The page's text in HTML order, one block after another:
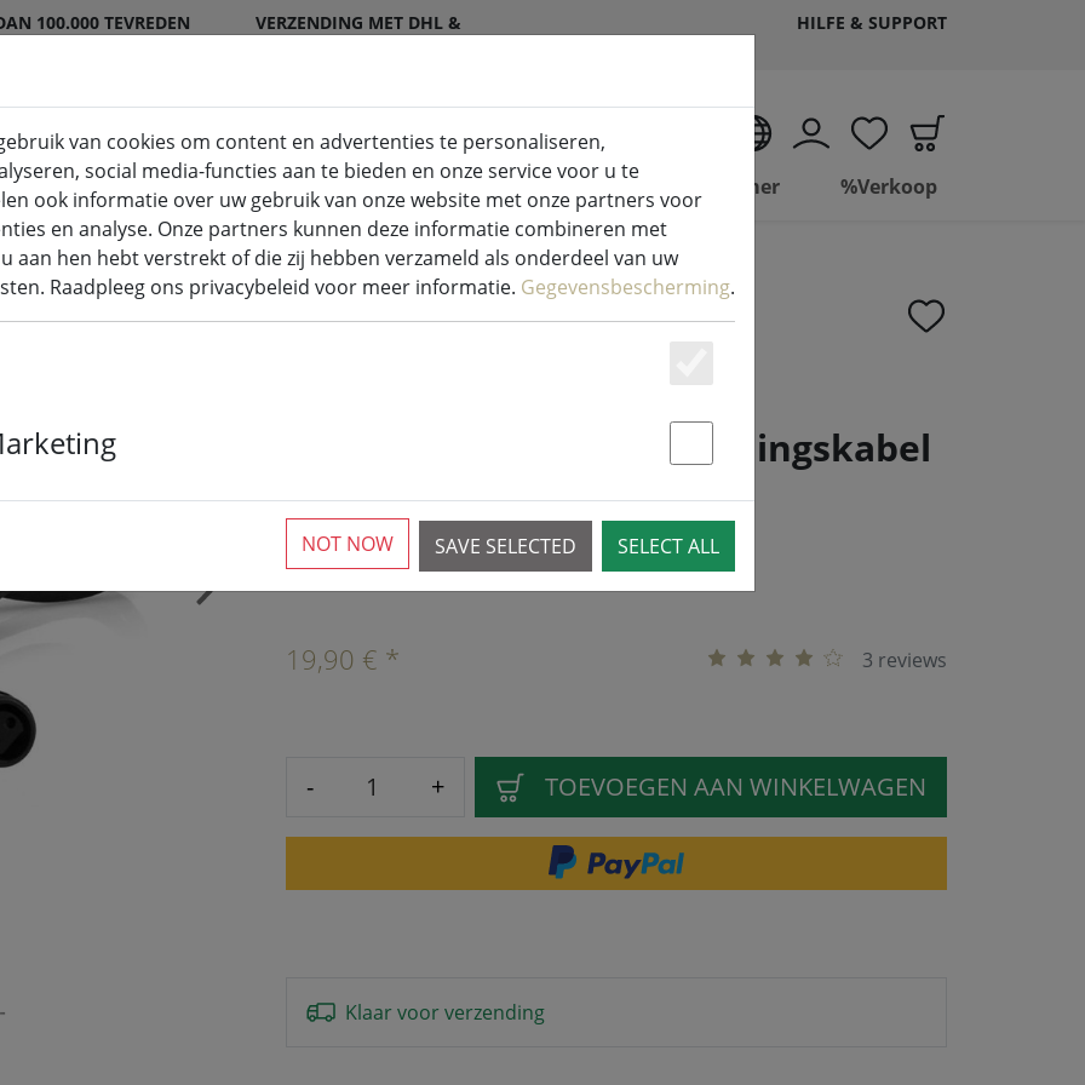
100.000 TEVREDEN
VERZENDING MET DHL &
HILFE & SUPPORT
voor binnen en buiten
Keuken & Voeding Wonen Badkamer %Verkoop
sprookjesverlichting voedingskabel
Start 230V 1,5 m zwart
›
1 Beschikbaar
3 reviews
19,90 € *
- + TOEVOEGEN AAN WINKELWAGEN
Klaar voor verzending
van cookies om content en advertenties te personaliseren,
social media-functies aan te bieden en onze service voor u te
ook informatie over uw gebruik van onze website met onze partners voor
en analyse. Onze partners kunnen deze informatie combineren met
aan hen hebt verstrekt of die zij hebben verzameld als onderdeel van uw
Raadpleeg ons privacybeleid voor meer informatie. Gegevensbescherming.
Statstik & Marketing
SAVE SELECTED SELECT ALL
NOT NOW